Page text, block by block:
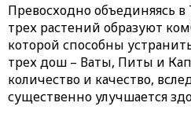
Превосходно объединяясь
трех растений образуют
которой способны
трех дош – Ваты, Питы и
количество и качество,
существенно улучшается